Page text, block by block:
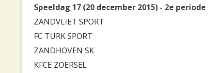
Speeldag 17 (20 december 2015) - 2e periode
ZANDVLIET SPORT
FC TURK SPORT
ZANDHOVEN SK
KFCE ZOERSEL